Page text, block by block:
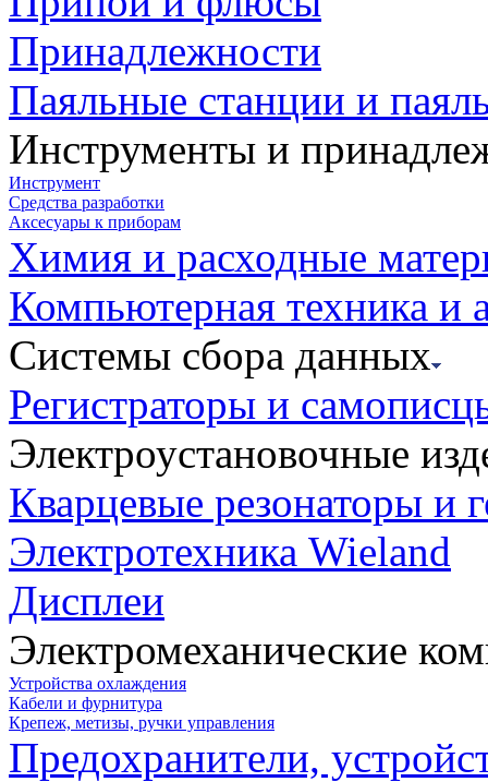
Принадлежности
Паяльные станции и
Инструменты и
Инструмент
Средства разработки
Аксесуары к приборам
Химия и расходные
Компьютерная техника и
Системы сбора данных
Регистраторы и
Электроустановочные
Кварцевые резонаторы и
Электротехника Wieland
Дисплеи
Электромеханические
Устройства охлаждения
Кабели и фурнитура
Крепеж, метизы, ручки управления
Предохранители,